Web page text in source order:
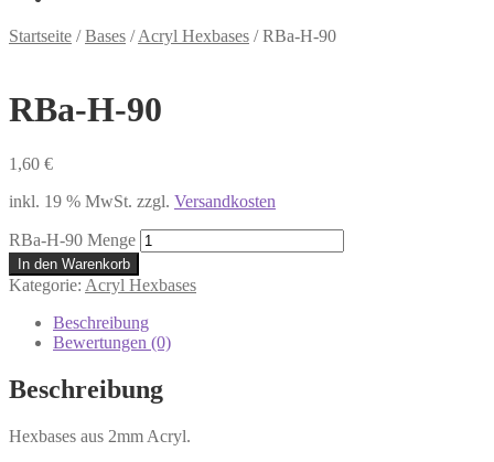
Startseite /Bases /Acryl Hexbases /RBa-H-90
RBa-H-90
1,60 €
inkl. 19 % MwSt. zzgl. Versandkosten
RBa-H-90 Menge
In den Warenkorb
Kategorie: Acryl Hexbases
Beschreibung
Bewertungen (0)
Beschreibung
Hexbases aus 2mm Acryl.